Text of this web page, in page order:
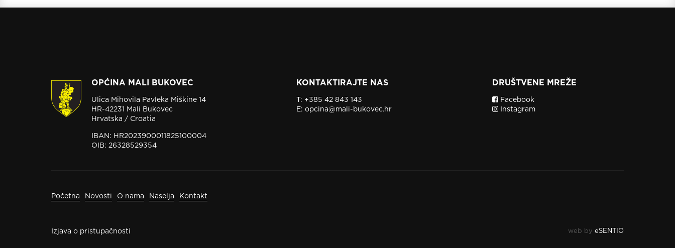
OPĆINA MALI BUKOVEC
Ulica Mihovila Pavleka Miškine 14
HR-42231 Mali Bukovec
Hrvatska / Croatia
IBAN: HR2023900011825100004
OIB: 26328529354
KONTAKTIRAJTE NAS
T: +385 42 843 143
E: opcina@mali-bukovec.hr
DRUŠTVENE MREŽE
Facebook
Instagram
Početna Novosti O nama Naselja Kontakt
Izjava o pristupačnosti web by eSENTIO